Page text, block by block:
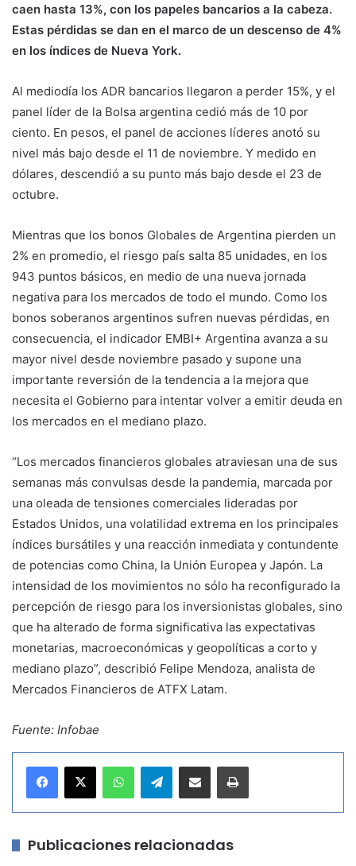
caen hasta 13%, con los papeles bancarios a la cabeza.
Estas pérdidas se dan en el marco de un descenso de 4%
en los índices de Nueva York.
Al mediodía los ADR bancarios llegaron a perder 15%, y el
panel líder de la Bolsa argentina cedió más de 10 por
ciento. En pesos, el panel de acciones líderes anotó su
nivel más bajo desde el 11 de noviembre. Y medido en
dólares, descendió a su punto más bajo desde el 23 de
octubre.
Mientras que los bonos Globales de Argentina pierden un
2% en promedio, el riesgo país salta 85 unidades, en los
943 puntos básicos, en medio de una nueva jornada
negativa para los mercados de todo el mundo. Como los
bonos soberanos argentinos sufren nuevas pérdidas, en
consecuencia, el indicador EMBI+ Argentina avanza a su
mayor nivel desde noviembre pasado y supone una
importante reversión de la tendencia a la mejora que
necesita el Gobierno para intentar volver a emitir deuda en
los mercados en el mediano plazo.
“Los mercados financieros globales atraviesan una de sus
semanas más convulsas desde la pandemia, marcada por
una oleada de tensiones comerciales lideradas por
Estados Unidos, una volatilidad extrema en los principales
índices bursátiles y una reacción inmediata y contundente
de potencias como China, la Unión Europea y Japón. La
intensidad de los movimientos no sólo ha reconfigurado la
percepción de riesgo para los inversionistas globales, sino
que ha alterado de forma significativa las expectativas
monetarias, macroeconómicas y geopolíticas a corto y
mediano plazo”, describió Felipe Mendoza, analista de
Mercados Financieros de ATFX Latam.
Fuente: Infobae
Telegram
Publicaciones relacionadas